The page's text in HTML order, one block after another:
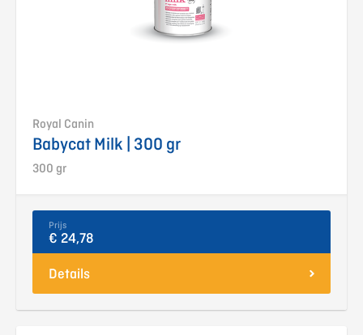
Royal Canin
Babycat Milk | 300 gr
300 gr
Prijs
€ 24,78
Details